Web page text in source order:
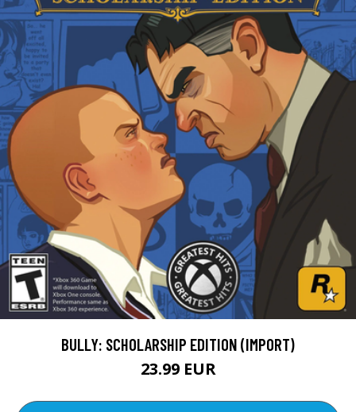
BULLY: SCHOLARSHIP EDITION (IMPORT)
23.99 EUR